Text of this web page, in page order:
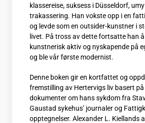
klassereise, suksess i Düsseldorf,
trakassering. Han vokste opp i en
og levde som en outsider-kunstner i
livet. På tross av dette fortsatte han
kunstnerisk aktiv og nyskapende på
og ble vår første modernist.
Denne boken gir en kortfattet og
fremstilling av Hertervigs liv basert
dokumenter om hans sykdom fra
Gaustad sykehus’ journaler og
opptegnelser. Alexander L. Kiellands